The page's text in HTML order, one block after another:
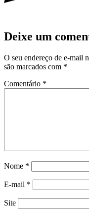
Deixe um
O seu endereço de e-mail
são marcados com *
Comentário *
Nome *
E-mail *
Site